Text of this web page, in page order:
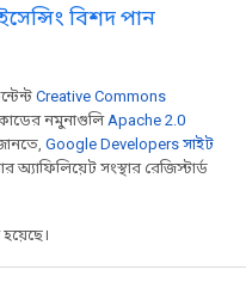
বিশদ পান
Creative Commons
নমুনাগুলিApache 2.0
Google Developers সাইট
সংস্থার রেজিস্টার্ড